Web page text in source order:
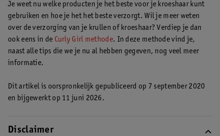
voor krullenverzorging
Je weet nu welke producten je het beste voor je kroeshaar kunt
gebruiken en hoe je het het beste verzorgt. Wil je meer weten
over de verzorging van je krullen of kroeshaar? Verdiep je dan
ook eens in de Curly Girl methode. In deze methode vind je,
naast alle tips die we je nu al hebben gegeven, nog veel meer
informatie.
Dit artikel is oorspronkelijk gepubliceerd op 7 september 2020
en bijgewerkt op 11 juni 2026.
Disclaimer